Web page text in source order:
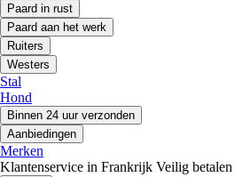
Paard in rust
Paard aan het werk
Ruiters
Westers
Stal
Hond
Binnen 24 uur verzonden
Aanbiedingen
Merken
Klantenservice in Frankrijk Veilig betalen